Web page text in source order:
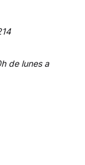
de lunes a